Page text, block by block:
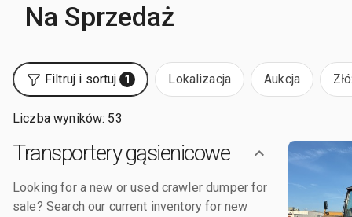
Na Sprzedaż
Filtruj i sortuj 1 Lokalizacja Aukcja
Liczba wyników: 53
Transportery gąsienicowe
Looking for a new or used crawler dumper for
sale? Search our current inventory for new